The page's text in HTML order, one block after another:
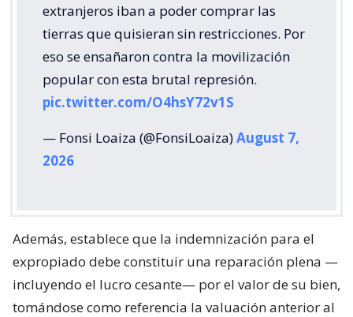
extranjeros iban a poder comprar las
tierras que quisieran sin restricciones. Por
eso se ensañaron contra la movilización
popular con esta brutal represión.
pic.twitter.com/O4hsY72v1S
— Fonsi Loaiza (@FonsiLoaiza)August 7,
2026
Además, establece que la indemnización para el
expropiado debe constituir una reparación plena —
incluyendo el lucro cesante— por el valor de su bien,
tomándose como referencia la valuación anterior al